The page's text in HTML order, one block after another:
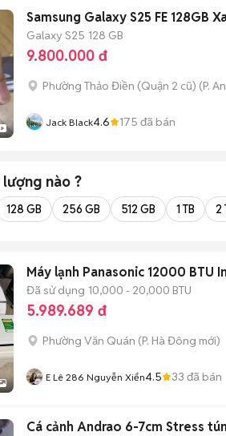
Samsung Galaxy S25 FE 128GB
Galaxy S25 128 GB
9.800.000 đ
Phường Thảo Điền (Quận 2 cũ) (P.
Jack Black4.6 175 đã bán
nào ?
128 GB 256 GB 512 GB 1 TB 2
Máy lạnh Panasonic 12000 BTU
Đã sử dụng 10,000 - 20,000 BTU
5.989.689 đ
Phường Văn Quán (P. Hà Đông mới)
E Lê 286 Nguyễn Xiển4.5 33 đã bán
Cá cảnh Andrao 6-7cm Stress